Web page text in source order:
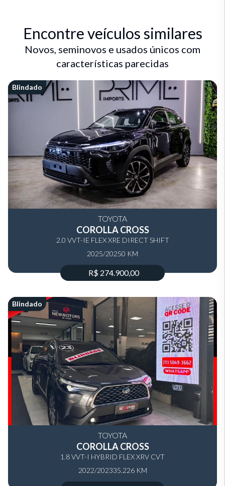
Encontre veículos similares
Novos, seminovos e usados únicos com
características parecidas
Blindado
TOYOTA
COROLLA CROSS
2.0 VVT-IE FLEX XRE DIRECT SHIFT
2025/20250 KM
R$ 274.900,00
Blindado
TOYOTA
COROLLA CROSS
1.8 VVT-I HYBRID FLEX XRV CVT
2022/202335.226 KM